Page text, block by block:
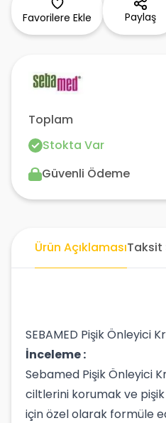
Favorilere Ekle Paylaş
Toplam
Stokta Var
Güvenli Ödeme
Ürün AçıklamasıTaksit
SEBAMED Pişik Önleyici
İnceleme :
Sebamed Pişik Önleyici
ciltlerini korumak ve
için özel olarak formüle